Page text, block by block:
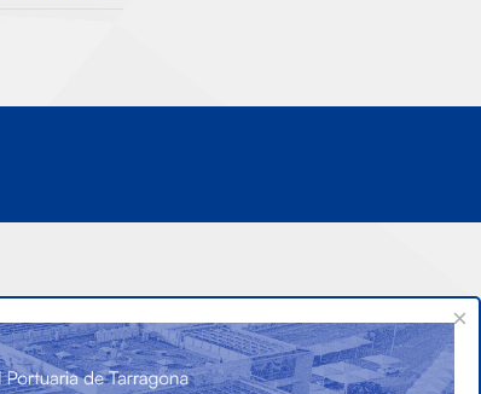
Confianza y seguridad
×